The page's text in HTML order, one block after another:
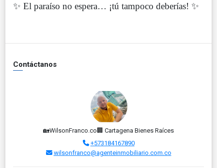
✨ El paraíso no espera… ¡tú tampoco deberías! ✨
Contáctanos
🏡WilsonFranco.co🏢 Cartagena Bienes Raíces
+573184167890
wilsonfranco@agenteinmobiliario.com.co